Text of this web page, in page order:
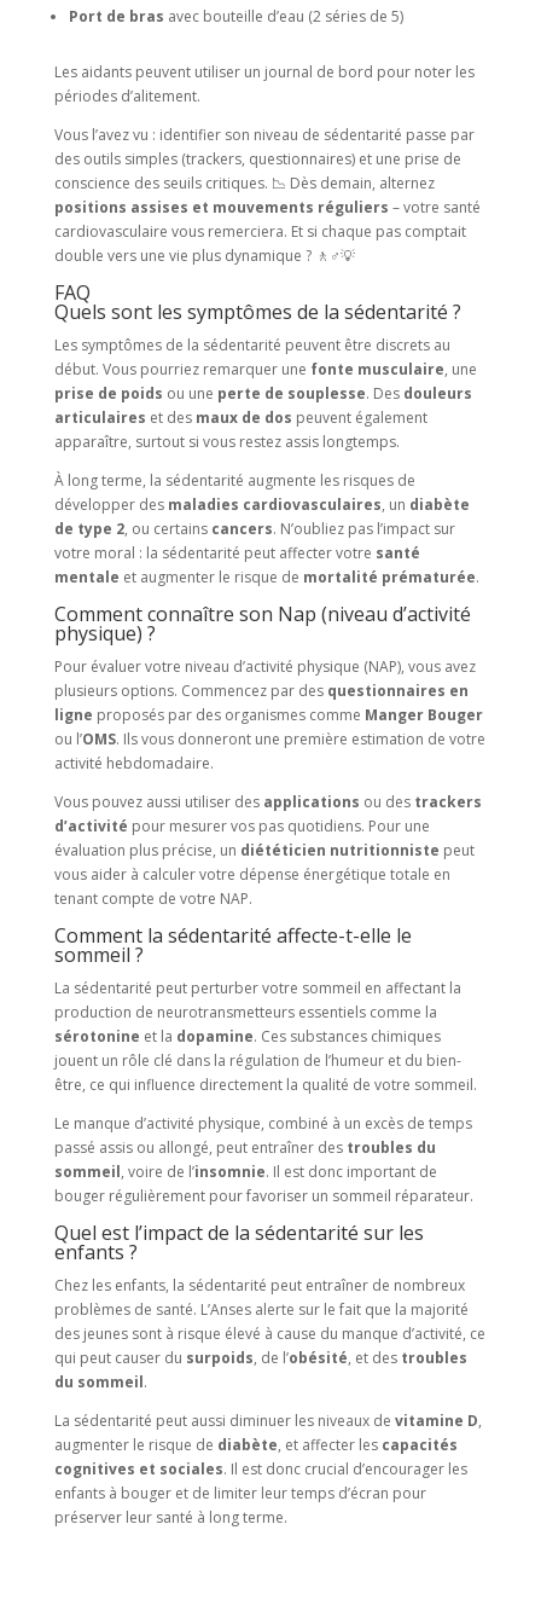
Port de bras avec bouteille d’eau (2 séries de 5)
Les aidants peuvent utiliser un journal de bord pour noter les
périodes d’alitement.
Vous l’avez vu : identifier son niveau de sédentarité passe par
des outils simples (trackers, questionnaires) et une prise de
conscience des seuils critiques. 📉 Dès demain, alternez
positions assises et mouvements réguliers – votre santé
cardiovasculaire vous remerciera. Et si chaque pas comptait
double vers une vie plus dynamique ? 🚶♂️💡
FAQ
Quels sont les symptômes de la sédentarité ?
Les symptômes de la sédentarité peuvent être discrets au
début. Vous pourriez remarquer une fonte musculaire, une
prise de poids ou une perte de souplesse. Des douleurs
articulaires et des maux de dos peuvent également
apparaître, surtout si vous restez assis longtemps.
À long terme, la sédentarité augmente les risques de
développer des maladies cardiovasculaires, un diabète
de type 2, ou certains cancers. N’oubliez pas l’impact sur
votre moral : la sédentarité peut affecter votre santé
mentale et augmenter le risque de mortalité prématurée.
Comment connaître son Nap (niveau d’activité
physique) ?
Pour évaluer votre niveau d’activité physique (NAP), vous avez
plusieurs options. Commencez par des questionnaires en
ligne proposés par des organismes comme Manger Bouger
ou l’OMS. Ils vous donneront une première estimation de votre
activité hebdomadaire.
Vous pouvez aussi utiliser des applications ou des trackers
d’activité pour mesurer vos pas quotidiens. Pour une
évaluation plus précise, un diététicien nutritionniste peut
vous aider à calculer votre dépense énergétique totale en
tenant compte de votre NAP.
Comment la sédentarité affecte-t-elle le
sommeil ?
La sédentarité peut perturber votre sommeil en affectant la
production de neurotransmetteurs essentiels comme la
sérotonine et la dopamine. Ces substances chimiques
jouent un rôle clé dans la régulation de l’humeur et du bien-
être, ce qui influence directement la qualité de votre sommeil.
Le manque d’activité physique, combiné à un excès de temps
passé assis ou allongé, peut entraîner des troubles du
sommeil, voire de l’insomnie. Il est donc important de
bouger régulièrement pour favoriser un sommeil réparateur.
Quel est l’impact de la sédentarité sur les
enfants ?
Chez les enfants, la sédentarité peut entraîner de nombreux
problèmes de santé. L’Anses alerte sur le fait que la majorité
des jeunes sont à risque élevé à cause du manque d’activité, ce
qui peut causer du surpoids, de l’obésité, et des troubles
du sommeil.
La sédentarité peut aussi diminuer les niveaux de vitamine D,
augmenter le risque de diabète, et affecter les capacités
cognitives et sociales. Il est donc crucial d’encourager les
enfants à bouger et de limiter leur temps d’écran pour
préserver leur santé à long terme.